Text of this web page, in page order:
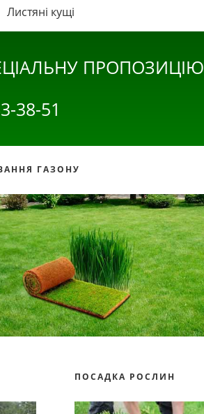
Листяні кущі
ПРОПОЗИЦІЮ
38-51
ГАЗОНУ
ПОСАДКА РОСЛИН